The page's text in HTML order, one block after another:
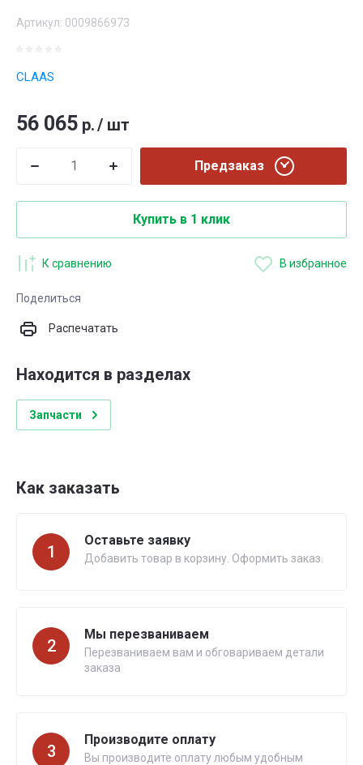
Артикул: 0009866973
CLAAS
56 065 р./ шт
Предзаказ
Купить в 1 клик
К сравнению В избранное
Поделиться
Распечатать
Находится в разделах
Запчасти
Как заказать
1
Оставьте заявку
Добавить товар в корзину. Оформить заказ.
2
Мы перезваниваем
Перезваниваем вам и обговариваем детали
заказа
3
Производите оплату
Вы производите оплату любым удобным